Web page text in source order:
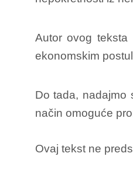
Autor ovog
ekonomskim
Do tada, nadajmo
način omoguće
Ovaj tekst ne